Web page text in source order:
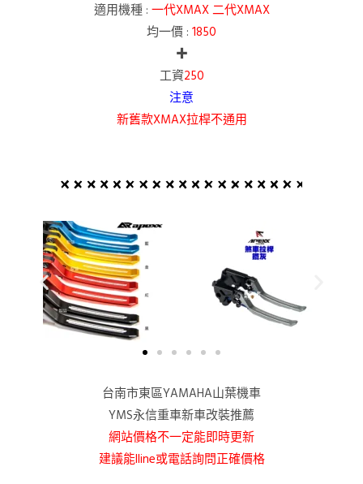
適用機種 : 一代XMAX 二代XMAX
均一價 : 1850
✚
工資250
注意
新舊款XMAX拉桿不通用
台南市東區YAMAHA山葉機車
YMS永信重車新車改裝推薦
網站價格不一定能即時更新
建議能lline或電話詢問正確價格